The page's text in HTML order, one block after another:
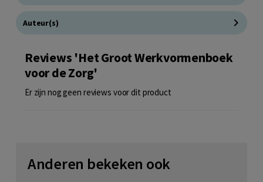
Auteur(s)
Reviews 'Het Groot Werkvormenboek
voor de Zorg'
Er zijn nog geen reviews voor dit product
Anderen bekeken ook